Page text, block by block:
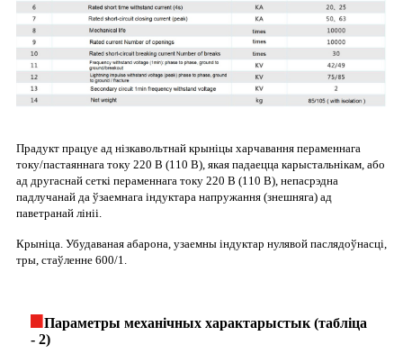
Прадукт працуе ад нізкавольтнай крыніцы харчавання пераменнага
току/пастаяннага току 220 В (110 В), якая падаецца карыстальнікам, або
ад другаснай сеткі пераменнага току 220 В (110 В), непасрэдна
падлучанай да ўзаемнага індуктара напружання (знешняга) ад
паветранай лініі.
Крыніца. Убудаваная абарона, узаемны індуктар нулявой паслядоўнасці,
тры, стаўленне 600/1.
Параметры механічных характарыстык (табліца
- 2)